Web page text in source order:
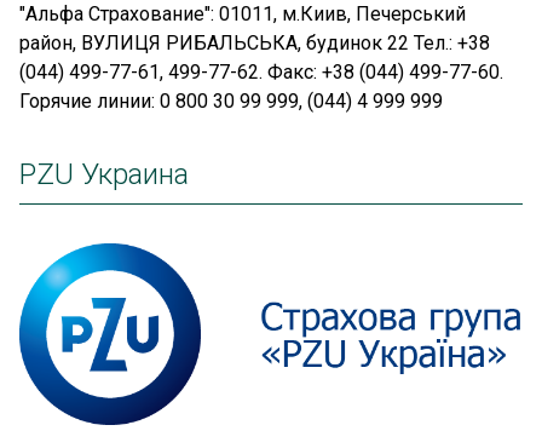
"Альфа Страхование": 01011, м.Киив, Печерський
район, ВУЛИЦЯ РИБАЛЬСЬКА, будинок 22 Тел.: +38
(044) 499-77-61, 499-77-62. Факс: +38 (044) 499-77-60.
Горячие линии: 0 800 30 99 999, (044) 4 999 999
PZU Украина